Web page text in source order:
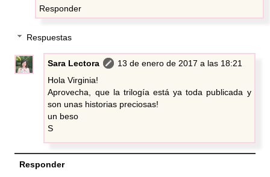
Responder
Respuestas
Sara Lectora
13 de enero de 2017 a las 18:21
Hola Virginia!
Aprovecha, que la trilogía está ya toda publicada y
son unas historias preciosas!
un beso
S
Responder